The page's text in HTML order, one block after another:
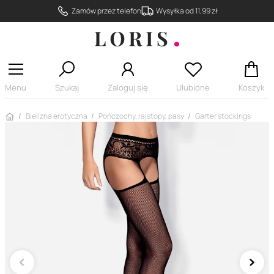
Zamów przez telefon Wysyłka od 11,99 zł
Menu Szukaj Zaloguj się Ulubione Koszyk
Strona główna
Bielizna erotyczna Pończochy, rajstopy, pasy Garter stockings